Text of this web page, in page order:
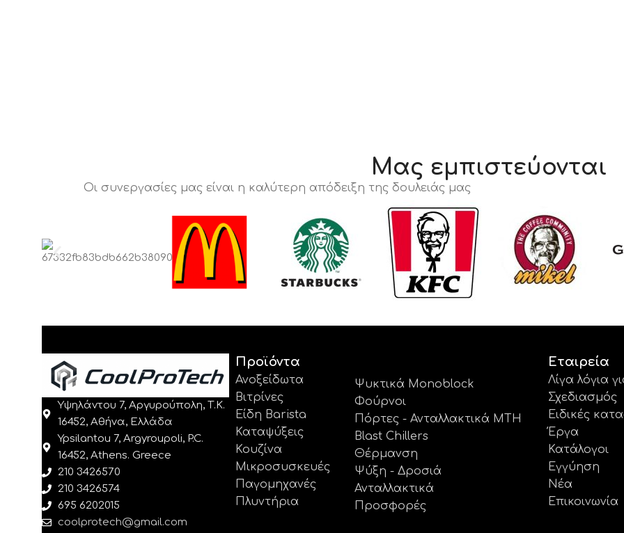
Μας εμπιστεύονται
Οι συνεργασίες μας είναι η καλύτερη απόδειξη της δουλειάς μας
Υψηλάντου 7, Αργυρούπολη, Τ.Κ.
16452, Αθήνα, Ελλάδα
Ypsilantou 7, Argyroupoli, P.C.
16452, Athens. Greece
210 3426570
210 3426574
695 6202015
coolprotech@gmail.com
Προϊόντα
Ανοξείδωτα
Βιτρίνες
Είδη Barista
Καταψύξεις
Κουζίνα
Μικροσυσκευές
Παγομηχανές
Πλυντήρια
Ψυκτικά Monoblock
Φούρνοι
Πόρτες - Ανταλλακτικά MTH
Blast Chillers
Θέρμανση
Ψύξη - Δροσιά
Ανταλλακτικά
Προσφορές
Εταιρεία
Λίγα λόγια
Σχεδιασμός
Ειδικές
Έργα
Κατάλογοι
Εγγύηση
Νέα
Επικοινωνία